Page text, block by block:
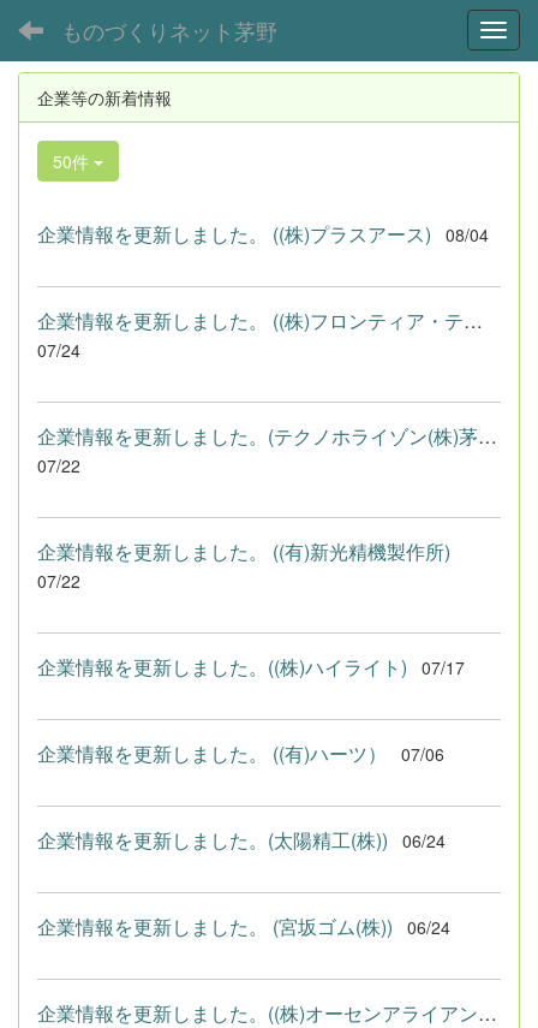
ものづくりネット茅野
企業等の新着情報
50件
企業情報を更新しました。 ((株)プラスアース) 08/04
企業情報を更新しました。 ((株)フロンティア・テクノロジー)
07/24
企業情報を更新しました。(テクノホライゾン(株)茅野工場)
07/22
企業情報を更新しました。 ((有)新光精機製作所)
07/22
企業情報を更新しました。((株)ハイライト) 07/17
企業情報を更新しました。 ((有)ハーツ） 07/06
企業情報を更新しました。(太陽精工(株)) 06/24
企業情報を更新しました。 (宮坂ゴム(株)) 06/24
企業情報を更新しました。((株)オーセンアライアンス)